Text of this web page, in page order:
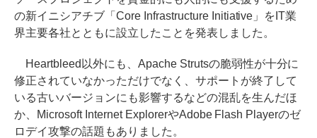
の新イニシアチブ「Core Infrastructure Initiative」をIT業
界主要各社とともに設立したことを発表しました。
Heartbleed以外にも、Apache Strutsの脆弱性が十分に
修正されていなかっただけでなく、サポートが終了して
いる古いバージョンにも影響するなどの混乱を生んだほ
か、Microsoft Internet ExplorerやAdobe Flash Playerのゼ
ロデイ攻撃の話題もありました。